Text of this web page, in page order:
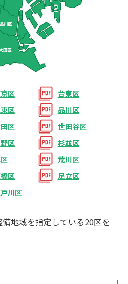
区
台東区
区
品川区
区
世田谷区
区
杉並区
荒川区
区
足立区
川区
地域を指定している20区を